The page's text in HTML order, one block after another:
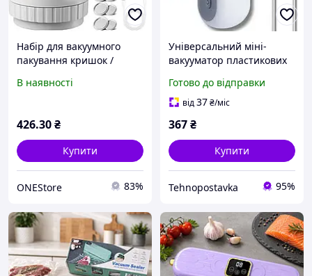
Набір для вакуумного
пакування кришок /
37927770
В наявності
426.30₴
Купити
ONEStore 83%
Універсальний міні-
вакууматор пластикових
консервування продуктів
харчування
Готово до відправки
від37₴/міс
367₴
Купити
Tehnopostavka 95%